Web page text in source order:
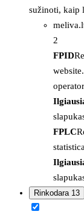
sužinoti, kaip
2
FPID
FPLC
Rinkodara 13